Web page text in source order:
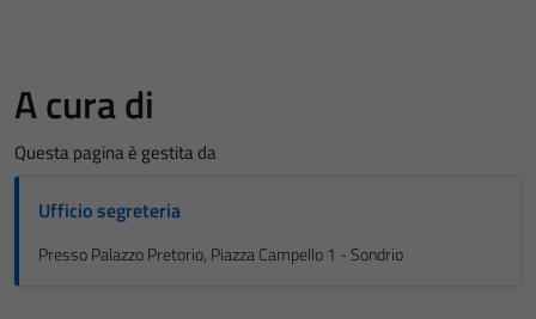
A cura di
Questa pagina è gestita da
Ufficio segreteria
Presso Palazzo Pretorio, Piazza Campello 1 - Sondrio